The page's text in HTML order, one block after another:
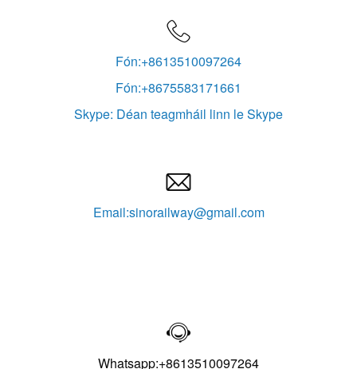

Fón:+8613510097264
Fón:+8675583171661
Skype: Déan teagmháil linn le Skype

Email:sinorailway@gmail.com

Whatsapp:+8613510097264